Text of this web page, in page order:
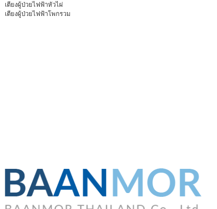
เตียงผู้ป่วยไฟฟ้าหัวไผ่
เตียงผู้ป่วยไฟฟ้าโพกรวม